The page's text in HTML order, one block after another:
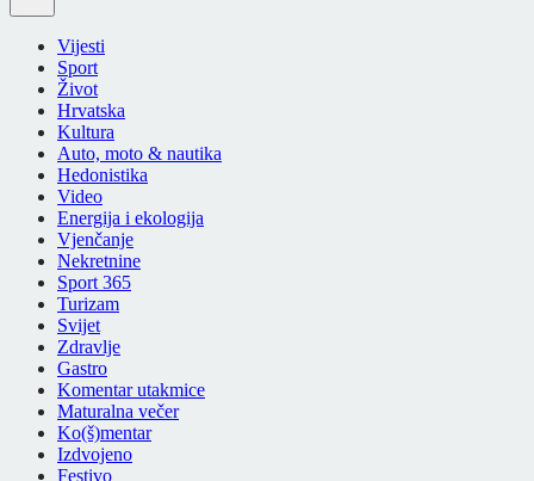
Vijesti
Sport
Život
Hrvatska
Kultura
Auto, moto & nautika
Hedonistika
Video
Energija i ekologija
Vjenčanje
Nekretnine
Sport 365
Turizam
Svijet
Zdravlje
Gastro
Komentar utakmice
Maturalna večer
Ko(š)mentar
Izdvojeno
Festivo